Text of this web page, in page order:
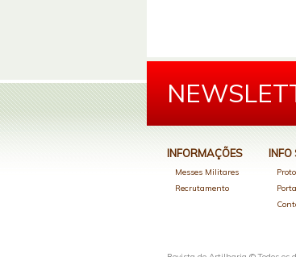
INFORMAÇÕES
Messes Militares
Recrutamento
INFO